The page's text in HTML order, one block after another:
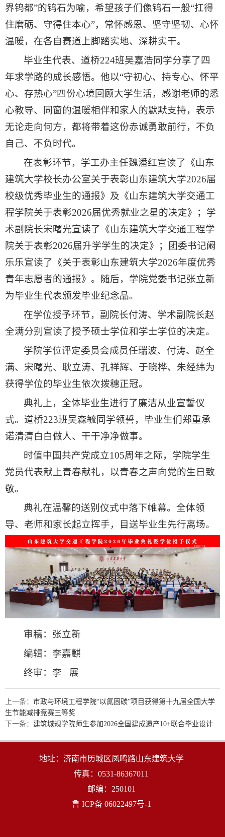
界钨都”的钨石为喻，希望孩子们像钨石一般“扛得
住磨砺、守得住本心”，常怀感恩、坚守坚韧、心怀
温暖，在各自赛道上脚踏实地、深耕实干。
毕业生代表、道桥224班吴嘉浩同学分享了四
年求学路的成长感悟。他以“守初心、持专心、怀平
心、存热心”四份心境回顾大学生活，感谢老师的悉
心教导、同窗的温暖相伴和家人的默默支持，表示
无论走向何方，都将带着这份赤诚勇敢前行，不负
自己、不负时代。
在表彰环节，学工办主任魏潘红宣读了《山东
建筑大学校长办公室关于表彰山东建筑大学2026届
校级优秀毕业生的通报》及《山东建筑大学交通工
程学院关于表彰2026届优秀就业之星的决定》；学
术副院长宋曙光宣读了《山东建筑大学交通工程学
院关于表彰2026届升学学生的决定》；团委书记阚
乐乐宣读了《关于表彰山东建筑大学2026年度优秀
青年志愿者的通报》 。随后，学院党委书记张立新
为毕业生代表颁发毕业纪念品。
在学位授予环节，副院长付涛、学术副院长赵
全满分别宣读了授予硕士学位和学士学位的决定。
学院学位评定委员会成员任瑞波、付涛、赵全
满、宋曙光、耿立涛、孔祥辉、于晓桦、朱经纬为
获得学位的毕业生依次拨穗正冠。
典礼上，全体毕业生进行了廉洁从业宣誓仪
式。道桥223班吴森毓同学领誓，毕业生们郑重承
诺清清白白做人、干干净净做事。
时值中国共产党成立105周年之际，学院学生
党员代表献上青春献礼，以青春之声向党的生日致
敬。
典礼在温馨的送别仪式中落下帷幕。全体领
导、老师和家长起立挥手，目送毕业生先行离场。
审稿：张立新
编辑：李嘉麒
终审：李 展
上一条： 市政与环境工程学院“以氮固碳”项目获得第十九届全国大学
生节能减排竞赛三等奖
下一条： 建筑城规学院师生参加2026全国建成遗产10+联合毕业设计
地址：济南市历城区凤鸣路山东建筑大学
传真：0531-86367011
邮编：250101
鲁 ICP备 06022497号-1